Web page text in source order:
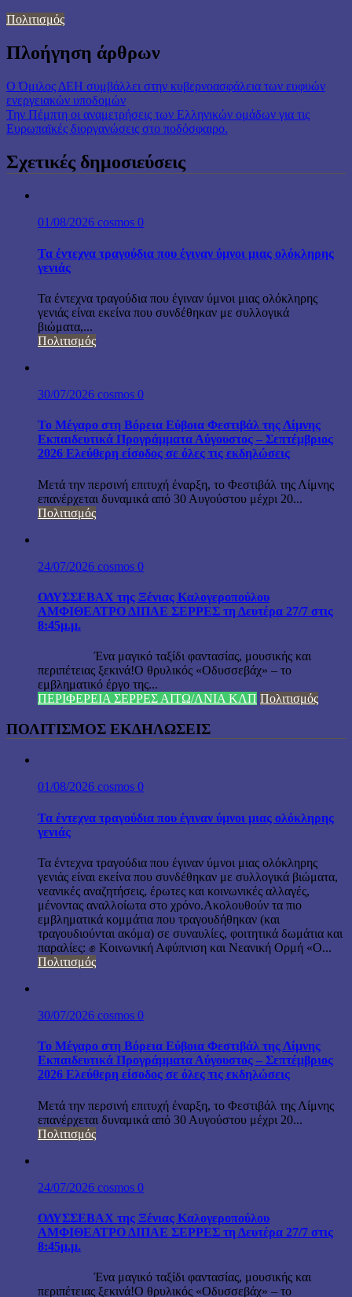
Πολιτισμός
Πλοήγηση άρθρων
Ο Όμιλος ΔΕΗ συμβάλλει στην κυβερνοασφάλεια των ευφυών
ενεργειακών υποδομών
Την Πέμπτη οι αναμετρήσεις των Ελληνικών ομάδων για τις
Ευρωπαϊκές διοργανώσεις στο ποδόσφαιρο.
Σχετικές δημοσιεύσεις
01/08/2026 cosmos 0
Τα έντεχνα τραγούδια που έγιναν ύμνοι μιας ολόκληρης
γενιάς
Τα έντεχνα τραγούδια που έγιναν ύμνοι μιας ολόκληρης
γενιάς είναι εκείνα που συνδέθηκαν με συλλογικά
βιώματα,...
Πολιτισμός
30/07/2026 cosmos 0
Το Μέγαρο στη Βόρεια Εύβοια Φεστιβάλ της Λίμνης
Εκπαιδευτικά Προγράμματα Αύγουστος – Σεπτέμβριος
2026 Ελεύθερη είσοδος σε όλες τις εκδηλώσεις
Μετά την περσινή επιτυχή έναρξη, το Φεστιβάλ της Λίμνης
επανέρχεται δυναμικά από 30 Αυγούστου μέχρι 20...
Πολιτισμός
24/07/2026 cosmos 0
ΟΔΥΣΣΕΒΑΧ της Ξένιας Καλογεροπούλου
ΑΜΦΙΘΕΑΤΡΟ ΔΙΠΑΕ ΣΕΡΡΕΣ τη Δευτέρα 27/7 στις
8:45μ.μ.
Ένα μαγικό ταξίδι φαντασίας, μουσικής και
περιπέτειας ξεκινά!Ο θρυλικός «Οδυσσεβάχ» – το
εμβληματικό έργο της...
ΠΕΡΙΦΕΡΕΙΑ ΣΕΡΡΕΣ ΑΙΤΩ/ΛΝΙΑ ΚΛΠ Πολιτισμός
ΠΟΛΙΤΙΣΜΟΣ ΕΚΔΗΛΩΣΕΙΣ
01/08/2026 cosmos 0
Τα έντεχνα τραγούδια που έγιναν ύμνοι μιας ολόκληρης
γενιάς
Τα έντεχνα τραγούδια που έγιναν ύμνοι μιας ολόκληρης
γενιάς είναι εκείνα που συνδέθηκαν με συλλογικά βιώματα,
νεανικές αναζητήσεις, έρωτες και κοινωνικές αλλαγές,
μένοντας αναλλοίωτα στο χρόνο.Ακολουθούν τα πιο
εμβληματικά κομμάτια που τραγουδήθηκαν (και
τραγουδιούνται ακόμα) σε συναυλίες, φοιτητικά δωμάτια και
παραλίες: ✊ Κοινωνική Αφύπνιση και Νεανική Ορμή «Ο...
Πολιτισμός
30/07/2026 cosmos 0
Το Μέγαρο στη Βόρεια Εύβοια Φεστιβάλ της Λίμνης
Εκπαιδευτικά Προγράμματα Αύγουστος – Σεπτέμβριος
2026 Ελεύθερη είσοδος σε όλες τις εκδηλώσεις
Μετά την περσινή επιτυχή έναρξη, το Φεστιβάλ της Λίμνης
επανέρχεται δυναμικά από 30 Αυγούστου μέχρι 20...
Πολιτισμός
24/07/2026 cosmos 0
ΟΔΥΣΣΕΒΑΧ της Ξένιας Καλογεροπούλου
ΑΜΦΙΘΕΑΤΡΟ ΔΙΠΑΕ ΣΕΡΡΕΣ τη Δευτέρα 27/7 στις
8:45μ.μ.
Ένα μαγικό ταξίδι φαντασίας, μουσικής και
περιπέτειας ξεκινά!Ο θρυλικός «Οδυσσεβάχ» – το